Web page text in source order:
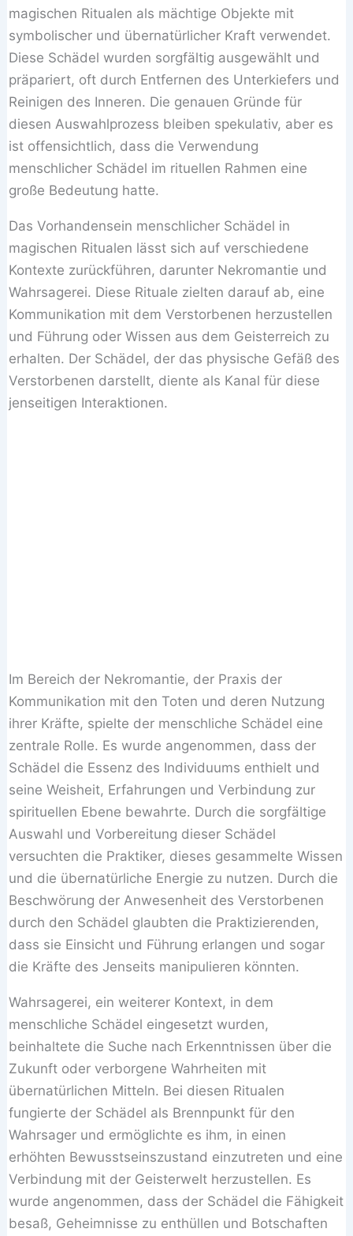
magischen Ritualen als mächtige Objekte mit
symbolischer und übernatürlicher Kraft verwendet.
Diese Schädel wurden sorgfältig ausgewählt und
präpariert, oft durch Entfernen des Unterkiefers und
Reinigen des Inneren. Die genauen Gründe für
diesen Auswahlprozess bleiben spekulativ, aber es
ist offensichtlich, dass die Verwendung
menschlicher Schädel im rituellen Rahmen eine
große Bedeutung hatte.
Das Vorhandensein menschlicher Schädel in
magischen Ritualen lässt sich auf verschiedene
Kontexte zurückführen, darunter Nekromantie und
Wahrsagerei. Diese Rituale zielten darauf ab, eine
Kommunikation mit dem Verstorbenen herzustellen
und Führung oder Wissen aus dem Geisterreich zu
erhalten. Der Schädel, der das physische Gefäß des
Verstorbenen darstellt, diente als Kanal für diese
jenseitigen Interaktionen.
Im Bereich der Nekromantie, der Praxis der
Kommunikation mit den Toten und deren Nutzung
ihrer Kräfte, spielte der menschliche Schädel eine
zentrale Rolle. Es wurde angenommen, dass der
Schädel die Essenz des Individuums enthielt und
seine Weisheit, Erfahrungen und Verbindung zur
spirituellen Ebene bewahrte. Durch die sorgfältige
Auswahl und Vorbereitung dieser Schädel
versuchten die Praktiker, dieses gesammelte Wissen
und die übernatürliche Energie zu nutzen. Durch die
Beschwörung der Anwesenheit des Verstorbenen
durch den Schädel glaubten die Praktizierenden,
dass sie Einsicht und Führung erlangen und sogar
die Kräfte des Jenseits manipulieren könnten.
Wahrsagerei, ein weiterer Kontext, in dem
menschliche Schädel eingesetzt wurden,
beinhaltete die Suche nach Erkenntnissen über die
Zukunft oder verborgene Wahrheiten mit
übernatürlichen Mitteln. Bei diesen Ritualen
fungierte der Schädel als Brennpunkt für den
Wahrsager und ermöglichte es ihm, in einen
erhöhten Bewusstseinszustand einzutreten und eine
Verbindung mit der Geisterwelt herzustellen. Es
wurde angenommen, dass der Schädel die Fähigkeit
besaß, Geheimnisse zu enthüllen und Botschaften